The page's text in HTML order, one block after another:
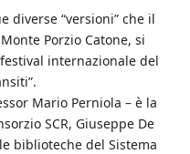
diverse “versioni” che il
Porzio Catone, si
internazionale del
Mario Perniola – è la
SCR, Giuseppe De
biblioteche del Sistema